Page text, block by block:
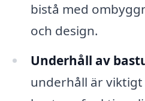
bistå med
och design.
Underhåll av
underhåll är